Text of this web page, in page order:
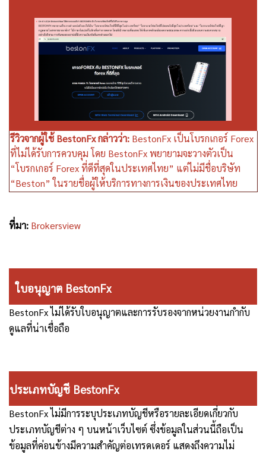
รีวิวจากผู้ใช้ BestonFx กล่าวว่า: BestonFx เป็นโบรกเกอร์ Forex
ที่ไม่ได้รับการควบคุม โดย BestonFx พยายามจะวางตัวเป็น
“โบรกเกอร์ Forex ที่ดีที่สุดในประเทศไทย” แต่ไม่มีชื่อบริษัท
“Beston” ในรายชื่อผู้ให้บริการทางการเงินของประเทศไทย
ที่มา: Brokersview
ใบอนุญาต BestonFx
BestonFx ไม่ได้รับใบอนุญาตและการรับรองจากหน่วยงานกำกับ
ดูแลที่น่าเชื่อถือ
ประเภทบัญชี BestonFx
BestonFx ไม่มีการระบุประเภทบัญชีหรือรายละเอียดเกี่ยวกับ
ประเภทบัญชีต่าง ๆ บนหน้าเว็บไซต์ ซึ่งข้อมูลในส่วนนี้ถือเป็น
ข้อมูลที่ค่อนข้างมีความสำคัญต่อเทรดเดอร์ แสดงถึงความไม่